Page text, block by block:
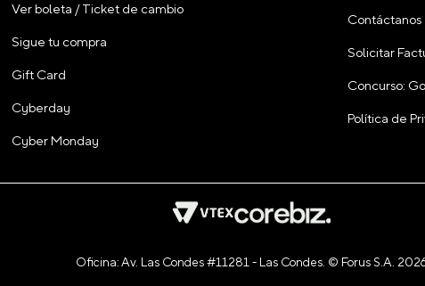
Ver boleta / Ticket de cambio
Sigue tu compra
Gift Card
Cyberday
Cyber Monday
Contáctanos
Solicitar
Concurso:
Política de
Oficina: Av. Las Condes #11281 - Las Condes. © Forus S.A.